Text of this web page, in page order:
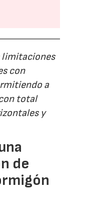
limitaciones
con
a
total
y
de